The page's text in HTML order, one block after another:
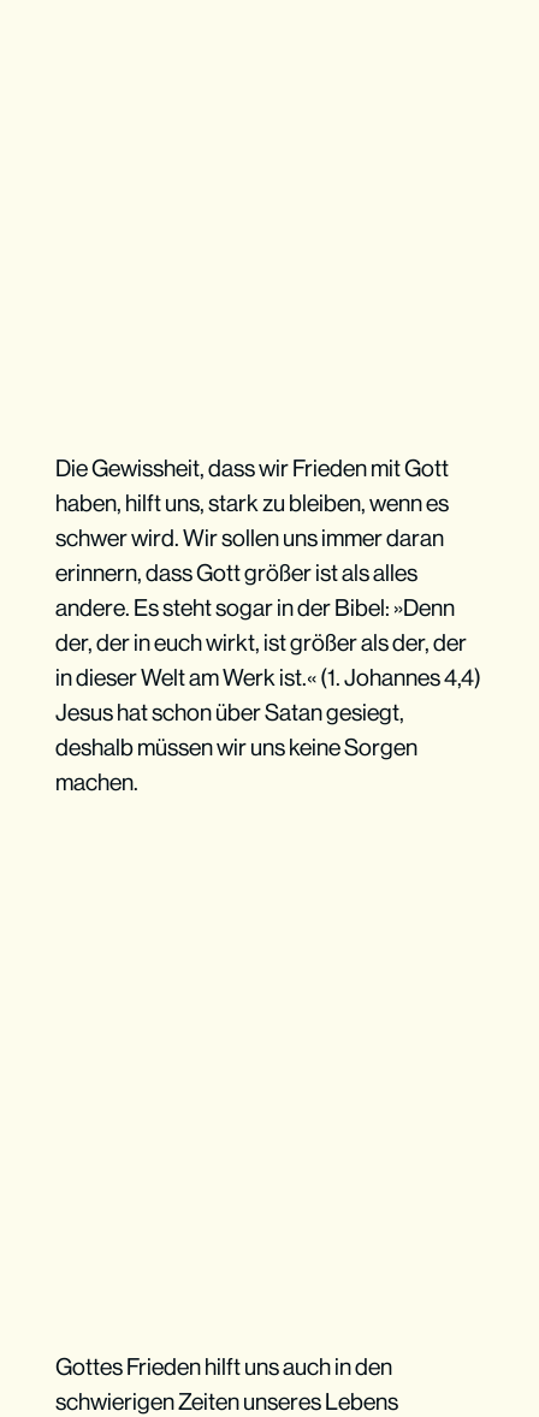
Die Gewissheit, dass wir Frieden mit Gott
haben, hilft uns, stark zu bleiben, wenn es
schwer wird. Wir sollen uns immer daran
erinnern, dass Gott größer ist als alles
andere. Es steht sogar in der Bibel: »Denn
der, der in euch wirkt, ist größer als der, der
in dieser Welt am Werk ist.« (1. Johannes 4,4)
Jesus hat schon über Satan gesiegt,
deshalb müssen wir uns keine Sorgen
machen.
Gottes Frieden hilft uns auch in den
schwierigen Zeiten unseres Lebens